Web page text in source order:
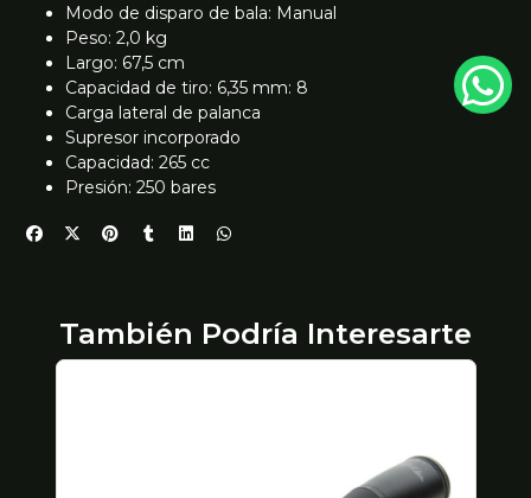
Modo de disparo de bala: Manual
Peso: 2,0 kg
Largo: 67,5 cm
Capacidad de tiro: 6,35 mm: 8
Carga lateral de palanca
Supresor incorporado
Capacidad: 265 cc
Presión: 250 bares
También Podría Interesarte